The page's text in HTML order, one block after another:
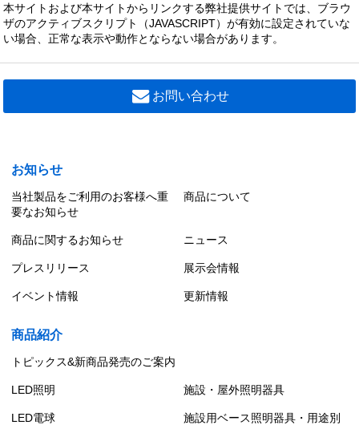
本サイトおよび本サイトからリンクする弊社提供サイトでは、ブラウ
ザのアクティブスクリプト（JAVASCRIPT）が有効に設定されていな
い場合、正常な表示や動作とならない場合があります。
お問い合わせ
お知らせ
当社製品をご利用のお客様へ重
要なお知らせ
商品について
商品に関するお知らせ ニュース
プレスリリース 展示会情報
イベント情報 更新情報
商品紹介
トピックス&新商品発売のご案内
LED照明 施設・屋外照明器具
LED電球
施設用ベース照明器具・用途別